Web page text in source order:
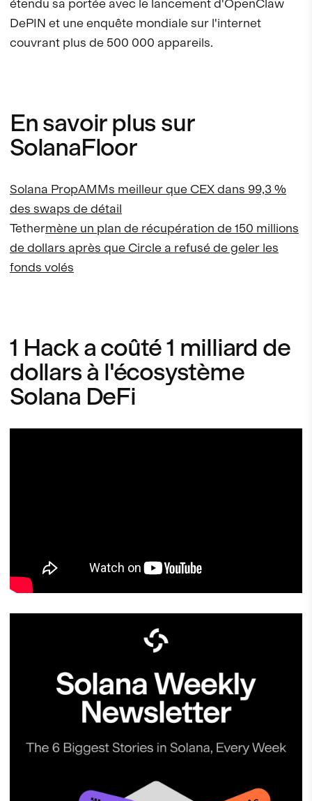
étendu sa portée avec le lancement d'OpenClaw
DePIN et une enquête mondiale sur l'internet
couvrant plus de 500 000 appareils.
En savoir plus sur
SolanaFloor
Solana PropAMMs meilleur que CEX dans 99,3 %
des swaps de détail
Tethermène un plan de récupération de 150 millions
de dollars après que Circle a refusé de geler les
fonds volés
1 Hack a coûté 1 milliard de
dollars à l'écosystème
Solana DeFi